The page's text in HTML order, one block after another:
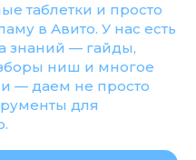
таблетки и просто
в Авито. У нас есть
знаний — гайды,
ниш и многое
— даем не просто
для